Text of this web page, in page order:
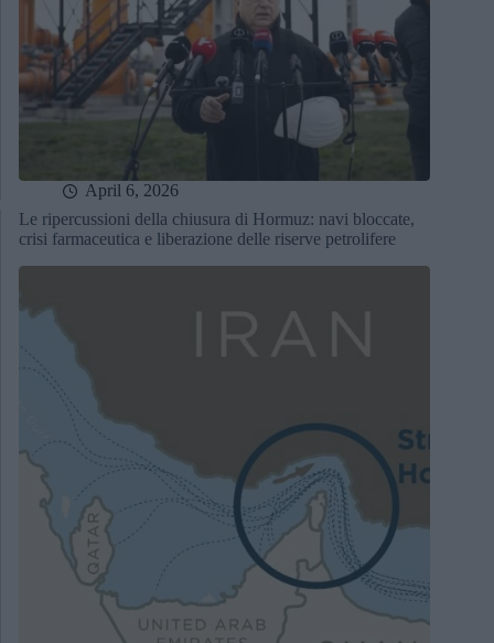
April 6, 2026
Le ripercussioni della chiusura di Hormuz: navi bloccate,
crisi farmaceutica e liberazione delle riserve petrolifere